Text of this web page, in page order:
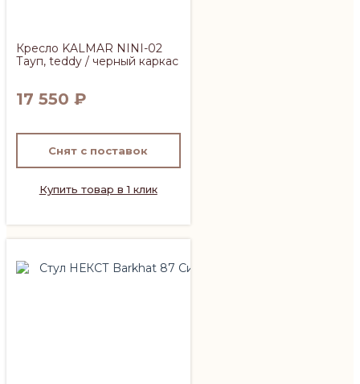
Кресло KALMAR NINI-02
Тауп, teddy / черный каркас
17 550 ₽
Снят с поставок
Купить товар в 1 клик